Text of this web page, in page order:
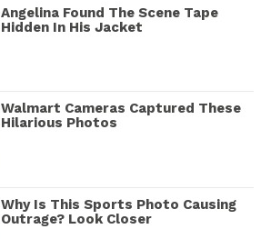
Angelina Found The Scene Tape
Hidden In His Jacket
Walmart Cameras Captured These
Hilarious Photos
Why Is This Sports Photo Causing
Outrage? Look Closer